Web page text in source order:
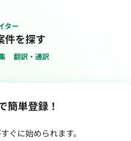
ター
件を探す
翻訳・通訳
簡単登録！
ぐに始められます。